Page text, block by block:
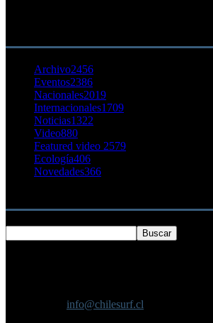
Archivo2456
Eventos2386
Nacionales2019
Internacionales1709
Noticias1322
Video880
Featured video 2579
Ecología406
Novedades366
info@chilesurf.cl